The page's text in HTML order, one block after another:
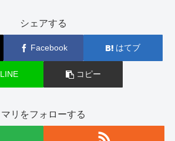
シェアする
Facebook はてブ
LINE コピー
マリをフォローする